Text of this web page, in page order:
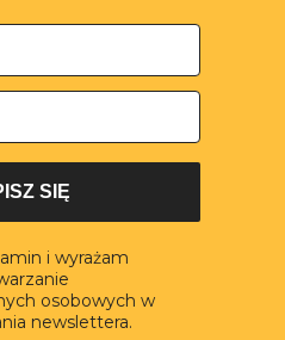
SIĘ
i wyrażam
osobowych w
newslettera.